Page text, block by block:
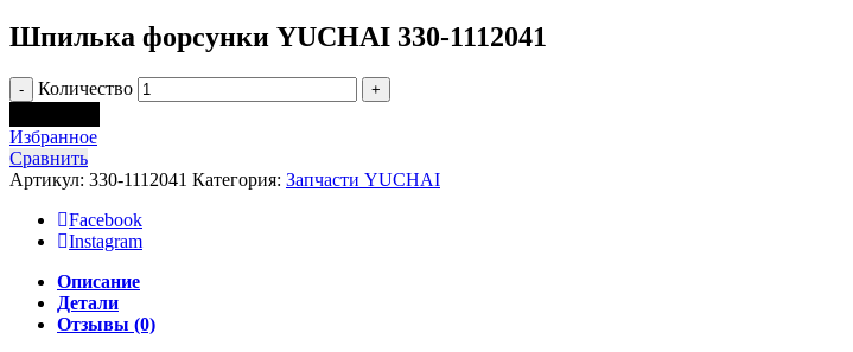
Шпилька форсунки YUCHAI 330-1112041
Количество
Избранное
Сравнить
Артикул: 330-1112041 Категория: Запчасти YUCHAI
Facebook
Instagram
Описание
Детали
Отзывы (0)